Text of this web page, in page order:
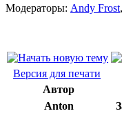
Модераторы: Andy Frost,
Версия для печати
Автор
Anton